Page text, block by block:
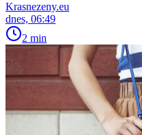
Krasnezeny.eu
dnes, 06:49
2 min